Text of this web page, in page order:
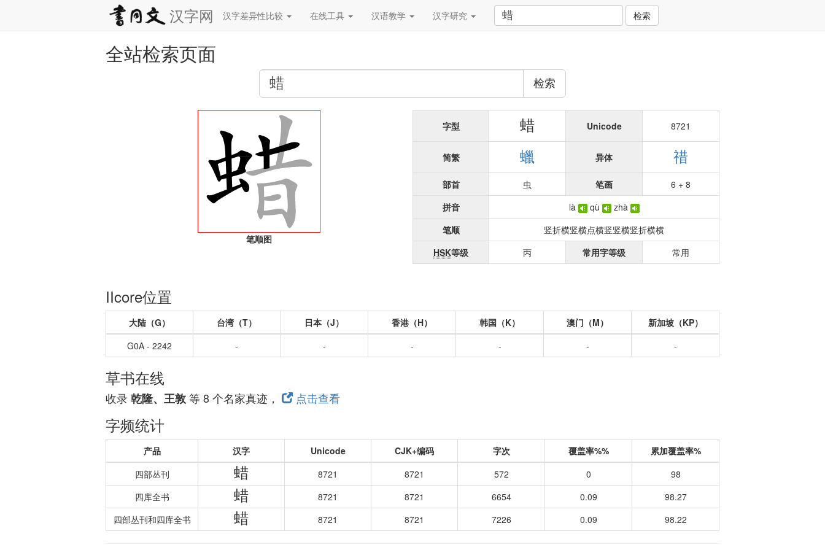
汉字网 汉字差异性比较 在线工具 汉语教学 汉字研究 检索
全站检索页面
检索
笔顺图
字型 蜡 Unicode 8721
简繁 蠟 异体 䄍
部首 虫 笔画
6 + 8
拼音
là qù
zhà
笔顺
竖折横竖横点横竖竖横竖折横横
HSK等级 丙 常用字等级 常用
IIcore位置
大陆（G） 台湾（T） 日本（J） 香港（H） 韩国（K） 澳门（M）
新加坡（KP）
G0A - 2242
- - - - - -
草书在线
收录乾隆、王敦等 8 个名家真迹， 点击查看
字频统计
产品 汉字 Unicode CJK+编码 字次 覆盖率%%
累加覆盖率%
四部丛刊
蜡 8721 8721 572 0
98
四库全书
蜡 8721 8721 6654 0.09
98.27
四部丛刊和四库全书
蜡 8721 8721 7226 0.09 98.22